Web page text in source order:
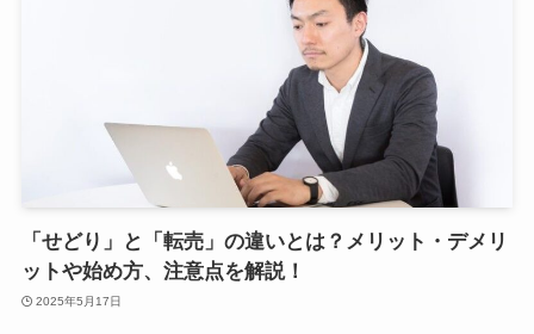
「せどり」と「転売」の違いとは？メリット・デメリ
ットや始め方、注意点を解説！
2025年5月17日